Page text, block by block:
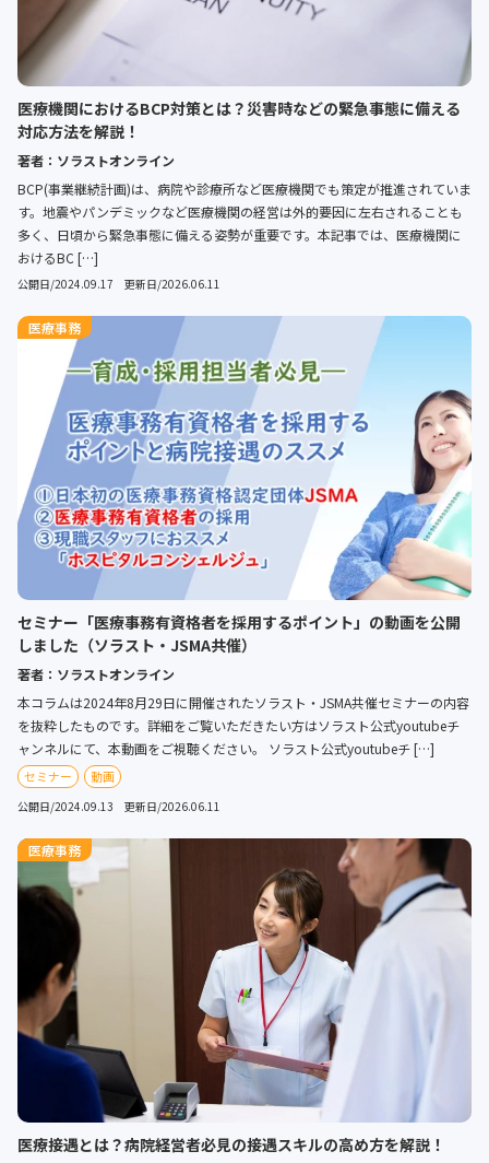
医療機関におけるBCP対策とは？災害時などの緊急事態に備える
対応方法を解説！
著者：ソラストオンライン
BCP(事業継続計画)は、病院や診療所など医療機関でも策定が推進されていま
す。地震やパンデミックなど医療機関の経営は外的要因に左右されることも
多く、日頃から緊急事態に備える姿勢が重要です。本記事では、医療機関に
おけるBC […]
公開日/2024.09.17 更新日/2026.06.11
医療事務
セミナー「医療事務有資格者を採用するポイント」の動画を公開
しました（ソラスト・JSMA共催）
著者：ソラストオンライン
本コラムは2024年8月29日に開催されたソラスト・JSMA共催セミナーの内容
を抜粋したものです。詳細をご覧いただきたい方はソラスト公式youtubeチ
ャンネルにて、本動画をご視聴ください。 ソラスト公式youtubeチ […]
セミナー 動画
公開日/2024.09.13 更新日/2026.06.11
医療事務
医療接遇とは？病院経営者必見の接遇スキルの高め方を解説！